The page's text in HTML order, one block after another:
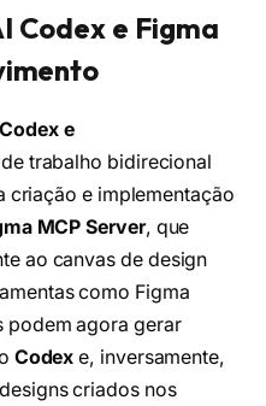
Codex e Figma
e
trabalho bidirecional
e implementação
MCP Server, que
ao canvas de design
como Figma
podem agora gerar
Codex e, inversamente,
criados nos